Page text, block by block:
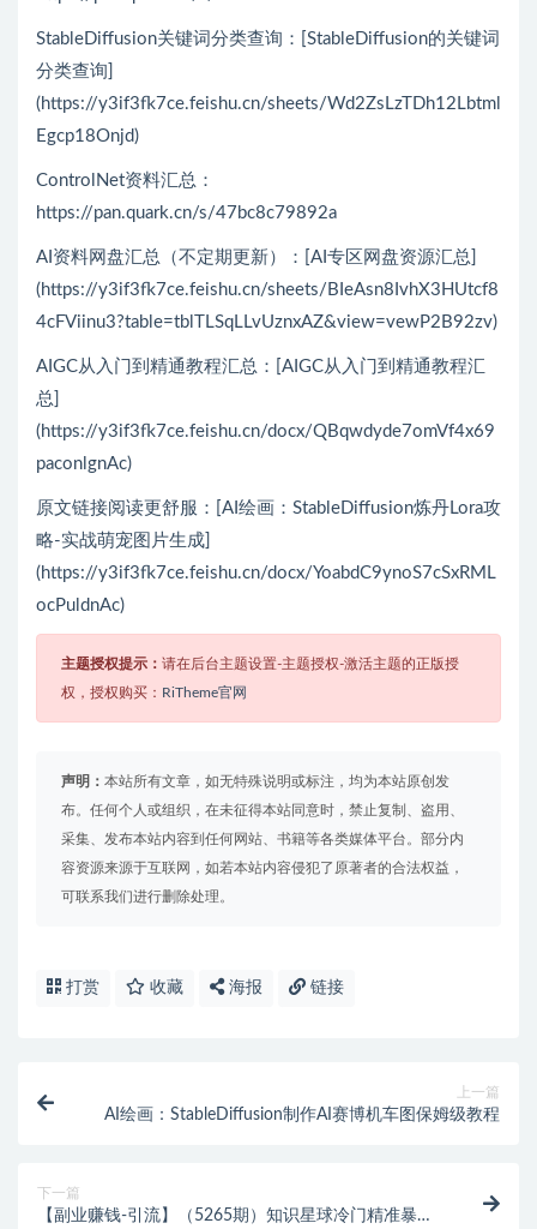
StableDiffusion关键词分类查询：[StableDiffusion的关键词
分类查询]
(https://y3if3fk7ce.feishu.cn/sheets/Wd2ZsLzTDh12Lbtml
Egcp18Onjd)
ControlNet资料汇总：
https://pan.quark.cn/s/47bc8c79892a
AI资料网盘汇总（不定期更新）：[AI专区网盘资源汇总]
(https://y3if3fk7ce.feishu.cn/sheets/BIeAsn8IvhX3HUtcf8
4cFViinu3?table=tblTLSqLLvUznxAZ&view=vewP2B92zv)
AIGC从入门到精通教程汇总：[AIGC从入门到精通教程汇
总]
(https://y3if3fk7ce.feishu.cn/docx/QBqwdyde7omVf4x69
paconlgnAc)
原文链接阅读更舒服：[AI绘画：StableDiffusion炼丹Lora攻
略-实战萌宠图片生成]
(https://y3if3fk7ce.feishu.cn/docx/YoabdC9ynoS7cSxRML
ocPuldnAc)
主题授权提示： 请在后台主题设置-主题授权-激活主题的正版授
权，授权购买： RiTheme官网
声明： 本站所有文章，如无特殊说明或标注，均为本站原创发
布。任何个人或组织，在未征得本站同意时，禁止复制、盗用、
采集、发布本站内容到任何网站、书籍等各类媒体平台。部分内
容资源来源于互联网，如若本站内容侵犯了原著者的合法权益，
可联系我们进行删除处理。
打赏 收藏 海报 链接
上一篇
AI绘画：StableDiffusion制作AI赛博机车图保姆级教程
下一篇
【副业赚钱-引流】（5265期）知识星球冷门精准暴利